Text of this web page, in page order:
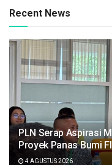
Recent News
PLN Serap Aspirasi
Proyek Panas Bumi
4 AGUSTUS 2026